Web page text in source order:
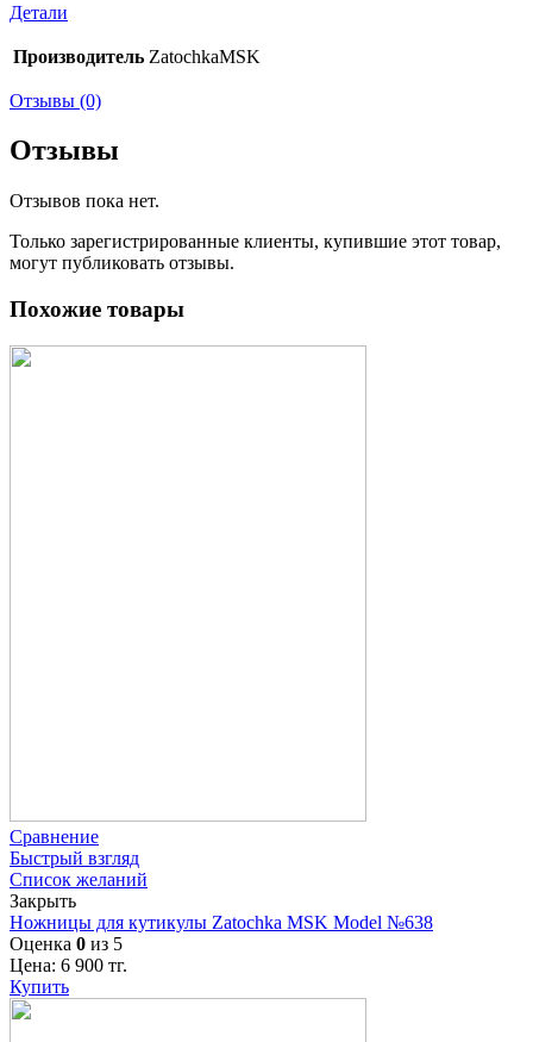
Детали
Производитель ZatochkaMSK
Отзывы (0)
Отзывы
Отзывов пока нет.
Только зарегистрированные клиенты, купившие этот товар,
могут публиковать отзывы.
Похожие товары
Сравнение
Быстрый взгляд
Список желаний
Закрыть
Ножницы для кутикулы Zatochka MSK Model №638
Оценка 0 из 5
Цена: 6 900 тг.
Купить